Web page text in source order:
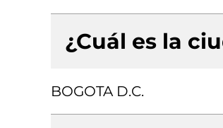
¿Cuál es la
BOGOTA D.C.